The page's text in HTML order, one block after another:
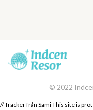
© 2022
// Tracker från Sami This site is